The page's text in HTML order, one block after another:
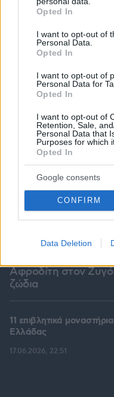
grant or deny consent
use your data for below
consent section.
Opted In
I want to opt-out of
Personal Data.
Opted In
I want to opt-out of
Personal Data for
Opted In
I want to opt-out of
Retention, Sale,
Personal Data that
Purposes for which
Opted In
Google consents
CONFIRM
Data Deletion
Αφροδίτη στον
ζώδια
11 επιβλητικά
Ελλάδας
17.06.2026, 22:51